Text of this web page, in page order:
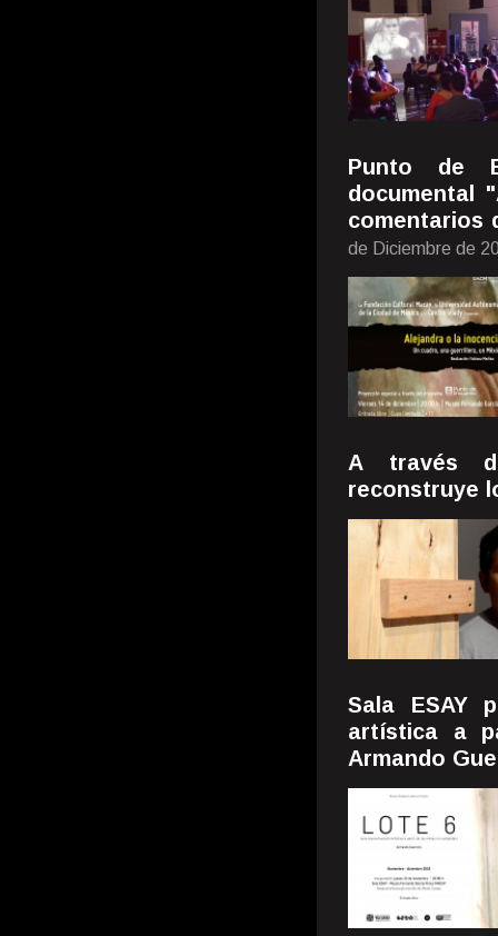
Punto de
documental
comentarios
de Diciembre de
A través
reconstruye
Sala ESAY
artística a
Armando